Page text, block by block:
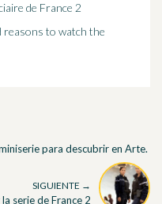
de France 2
reasons to watch the
para descubrir en Arte.
SIGUIENTE →
serie de France 2